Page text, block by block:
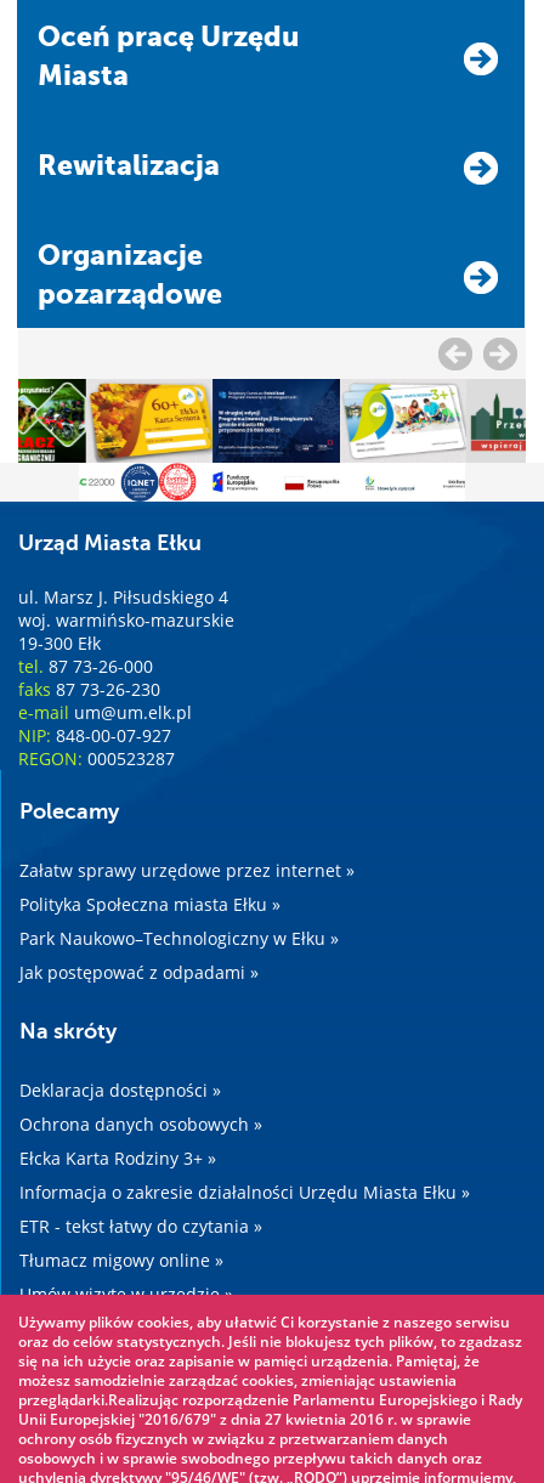
Oceń pracę Urzędu
Miasta
Rewitalizacja
Organizacje
pozarządowe
Urząd Miasta Ełku
ul. Marsz J. Piłsudskiego 4
woj. warmińsko-mazurskie
19-300 Ełk
tel. 87 73-26-000
faks 87 73-26-230
e-mail um@um.elk.pl
NIP: 848-00-07-927
REGON: 000523287
Polecamy
Załatw sprawy urzędowe przez internet »
Polityka Społeczna miasta Ełku »
Park Naukowo–Technologiczny w Ełku »
Jak postępować z odpadami »
Na skróty
Deklaracja dostępności »
Ochrona danych osobowych »
Ełcka Karta Rodziny 3+ »
Informacja o zakresie działalności Urzędu Miasta Ełku »
ETR - tekst łatwy do czytania »
Tłumacz migowy online »
Umów wizytę w urzędzie »
Drogi »
Warto zobaczyć
Park linowy »
Używamy plików cookies, aby ułatwić Ci korzystanie z naszego serwisu
oraz do celów statystycznych. Jeśli nie blokujesz tych plików, to zgadzasz
się na ich użycie oraz zapisanie w pamięci urządzenia. Pamiętaj, że
możesz samodzielnie zarządzać cookies, zmieniając ustawienia
przeglądarki.Realizując rozporządzenie Parlamentu Europejskiego i Rady
Unii Europejskiej "2016/679" z dnia 27 kwietnia 2016 r. w sprawie
ochrony osób fizycznych w związku z przetwarzaniem danych
osobowych i w sprawie swobodnego przepływu takich danych oraz
uchylenia dyrektywy "95/46/WE" (tzw. „RODO”) uprzejmie informujemy,